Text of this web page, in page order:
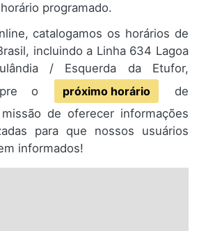
programado.
catalogamos os horários de
incluindo a Linha 634 Lagoa
/ Esquerda da Etufor,
o
próximo horário
de
de oferecer informações
para que nossos usuários
informados!